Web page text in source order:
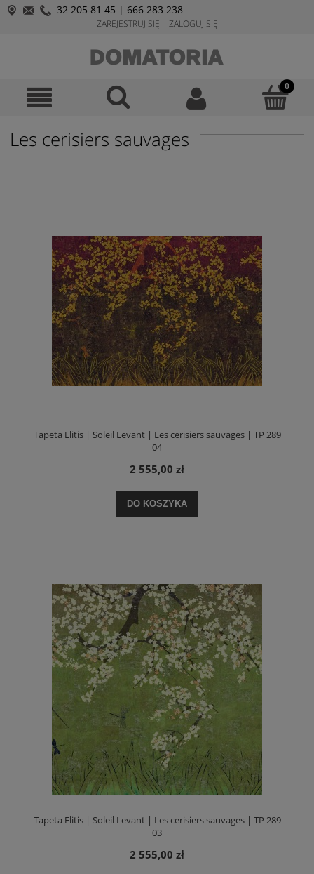
32 205 81 45 | 666 283 238
ZAREJESTRUJ SIĘ ZALOGUJ SIĘ
Les cerisiers sauvages
Tapeta Elitis | Soleil Levant | Les cerisiers sauvages | TP 289
04
2 555,00 zł
DO KOSZYKA
Tapeta Elitis | Soleil Levant | Les cerisiers sauvages | TP 289
03
2 555,00 zł